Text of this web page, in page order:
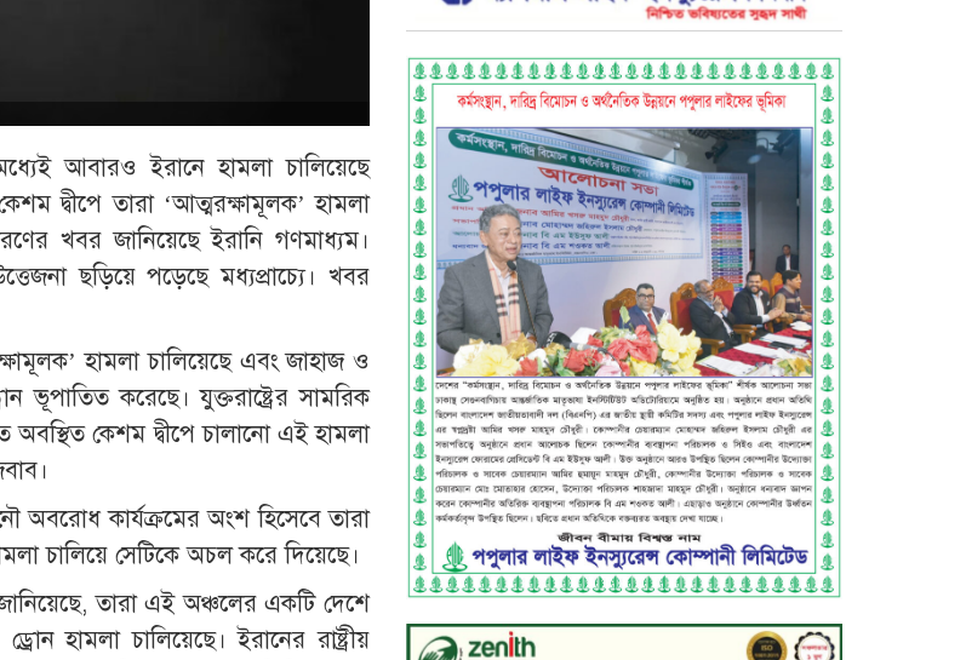
আবারও ইরানে হামলা চালিয়েছে
দ্বীপে তারা ‘আত্মরক্ষামূলক’ হামলা
খবর জানিয়েছে ইরানি গণমাধ্যম।
ছড়িয়ে পড়েছে মধ্যপ্রাচ্যে। খবর
হামলা চালিয়েছে এবং জাহাজ ও
ভূপাতিত করেছে। যুক্তরাষ্ট্রের সামরিক
অবস্থিত কেশম দ্বীপে চালানো এই হামলা
অবরোধ কার্যক্রমের অংশ হিসেবে তারা
চালিয়ে সেটিকে অচল করে দিয়েছে।
তারা এই অঞ্চলের একটি দেশে
হামলা চালিয়েছে। ইরানের রাষ্ট্রীয়